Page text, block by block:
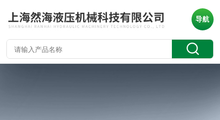
导航